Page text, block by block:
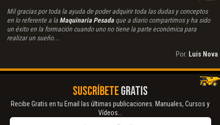
Mil gracias por toda la ayuda de poder adquirir toda las dudas y conceptos
en lo referente a la Maquinaria Pesadaque a diario compartimos y ha sido
un éxito en la formación cuando uno no tiene la parte económica para
realizar un sueño...
Por: Luis Nova
SUSCRÍBETEGRATIS
Recibe Gratis en tu Email las últimas publicaciones. Manuales, Cursos y
Vídeos...